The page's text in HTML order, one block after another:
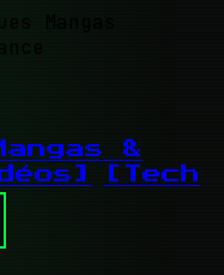
Mangas
&
[Tech